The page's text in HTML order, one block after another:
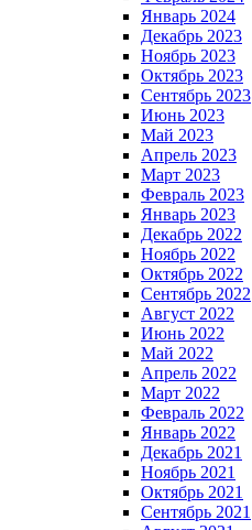
Январь 2024
Декабрь 2023
Ноябрь 2023
Октябрь 2023
Сентябрь 2023
Июнь 2023
Май 2023
Апрель 2023
Март 2023
Февраль 2023
Январь 2023
Декабрь 2022
Ноябрь 2022
Октябрь 2022
Сентябрь 2022
Август 2022
Июнь 2022
Май 2022
Апрель 2022
Март 2022
Февраль 2022
Январь 2022
Декабрь 2021
Ноябрь 2021
Октябрь 2021
Сентябрь 2021